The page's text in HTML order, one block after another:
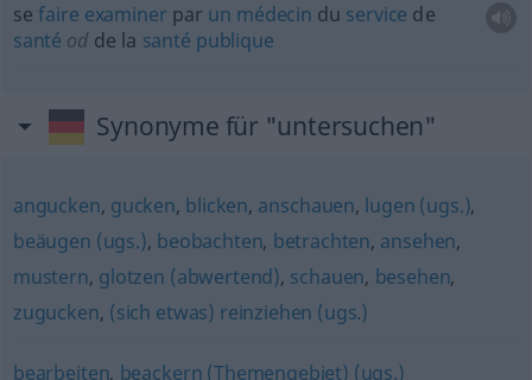
sefaire examiner par un médecin du service de
santé od de la santé publique
Synonyme für "untersuchen"
angucken, gucken, blicken, anschauen, lugen (ugs.),
beäugen (ugs.), beobachten, betrachten, ansehen,
mustern, glotzen (abwertend), schauen, besehen,
zugucken, (sich etwas) reinziehen (ugs.)
bearbeiten, beackern (Themengebiet) (ugs.)